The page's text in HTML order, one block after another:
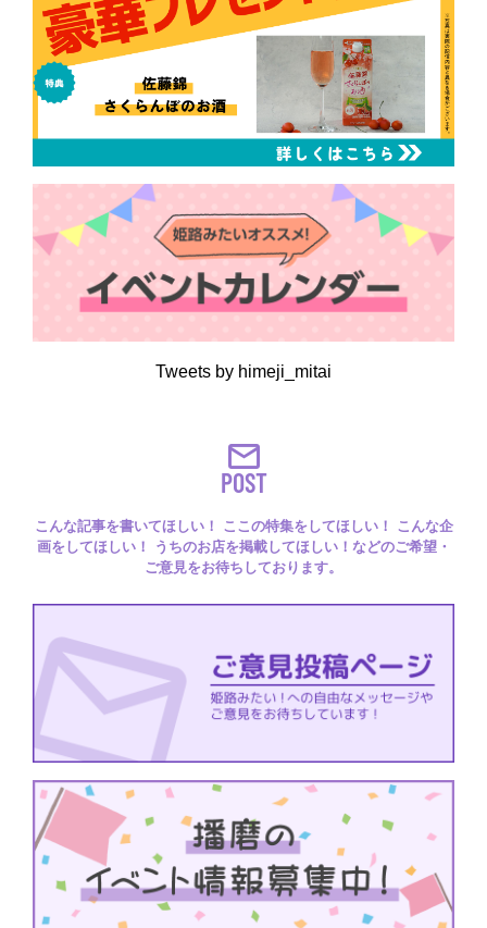
Tweets by himeji_mitai
POST
こんな記事を書いてほしい！ ここの特集をしてほしい！ こんな企
画をしてほしい！ うちのお店を掲載してほしい！などのご希望・
ご意見をお待ちしております。